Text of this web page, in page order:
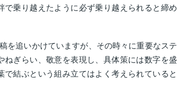
で乗り越えたように必ず乗り越えられると締め
を追いかけていますが、その時々に重要なステ
ねぎらい、敬意を表現し、具体策には数字を盛
で結ぶという組み立てはよく考えられていると